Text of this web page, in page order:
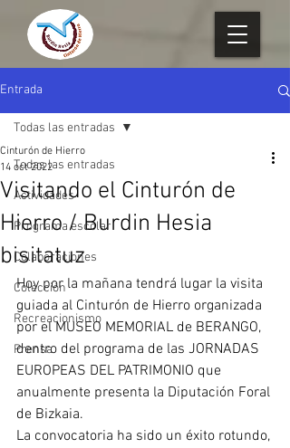
Entrada
Todas las entradas
Actividades
Programa escolar
Colaboraciones
Colección
Recreacionismo
Prensa
Todas las entradas
Visitando el Cinturón de
Hierro / Burdin Hesia
bisitatuz
Cinturón de Hierro
14 oct 2022
Hoy por la mañana tendrá lugar la visita
guiada al Cinturón de Hierro organizada
por el MUSEO MEMORIAL de BERANGO,
dentro del programa de las JORNADAS
EUROPEAS DEL PATRIMONIO que
anualmente presenta la Diputación Foral
de Bizkaia.
La convocatoria ha sido un éxito rotundo,